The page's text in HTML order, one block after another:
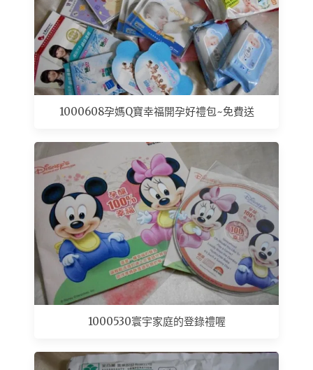
1000608孕媽Q寶幸福開孕好禮包~免費送
1000530寰宇家庭的登錄禮喔